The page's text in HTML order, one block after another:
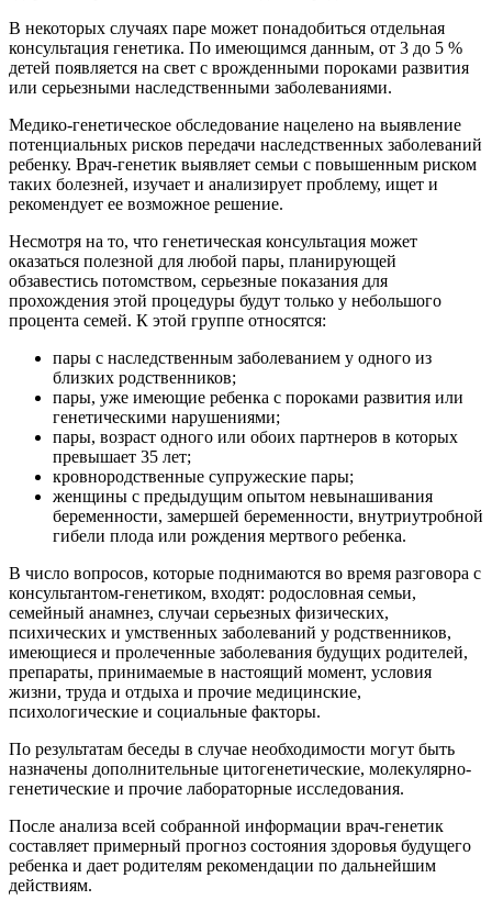
В некоторых случаях паре может понадобиться отдельная
консультация генетика. По имеющимся данным, от 3 до 5 %
детей появляется на свет с врожденными пороками развития
или серьезными наследственными заболеваниями.
Медико-генетическое обследование нацелено на выявление
потенциальных рисков передачи наследственных заболеваний
ребенку. Врач-генетик выявляет семьи с повышенным риском
таких болезней, изучает и анализирует проблему, ищет и
рекомендует ее возможное решение.
Несмотря на то, что генетическая консультация может
оказаться полезной для любой пары, планирующей
обзавестись потомством, серьезные показания для
прохождения этой процедуры будут только у небольшого
процента семей. К этой группе относятся:
пары с наследственным заболеванием у одного из
близких родственников;
пары, уже имеющие ребенка с пороками развития или
генетическими нарушениями;
пары, возраст одного или обоих партнеров в которых
превышает 35 лет;
кровнородственные супружеские пары;
женщины с предыдущим опытом невынашивания
беременности, замершей беременности, внутриутробной
гибели плода или рождения мертвого ребенка.
В число вопросов, которые поднимаются во время разговора с
консультантом-генетиком, входят: родословная семьи,
семейный анамнез, случаи серьезных физических,
психических и умственных заболеваний у родственников,
имеющиеся и пролеченные заболевания будущих родителей,
препараты, принимаемые в настоящий момент, условия
жизни, труда и отдыха и прочие медицинские,
психологические и социальные факторы.
По результатам беседы в случае необходимости могут быть
назначены дополнительные цитогенетические, молекулярно-
генетические и прочие лабораторные исследования.
После анализа всей собранной информации врач-генетик
составляет примерный прогноз состояния здоровья будущего
ребенка и дает родителям рекомендации по дальнейшим
действиям.